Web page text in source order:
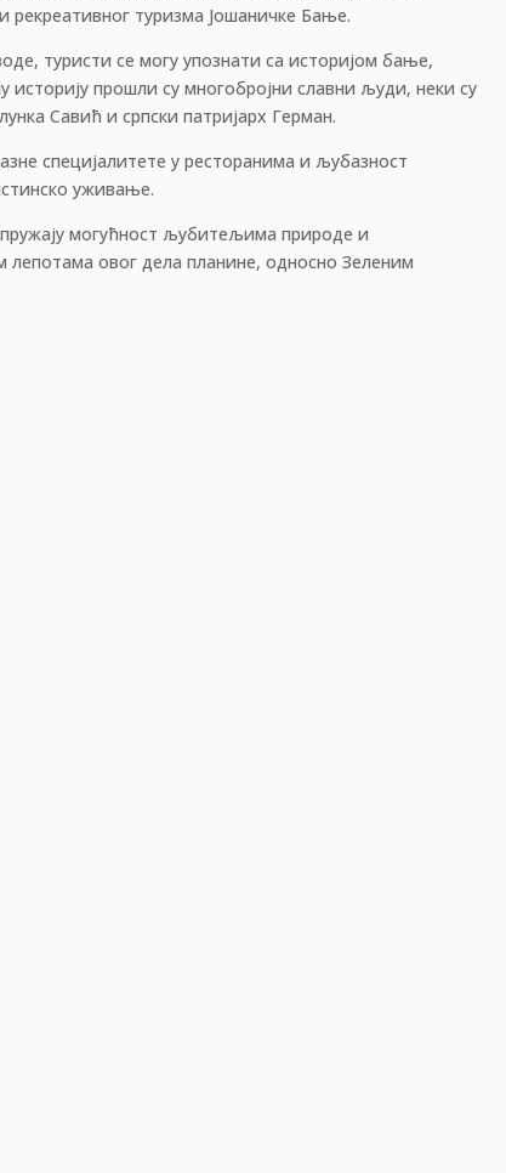
рекреативног туризма Јошаничке Бање.
туристи се могу упознати са историјом бање,
прошли су многобројни славни људи, неки су
Савић и српски патријарх Герман.
специјалитете у ресторанима и љубазност
уживање.
могућност љубитељима природе и
лепотама овог дела планине, односно Зеленим